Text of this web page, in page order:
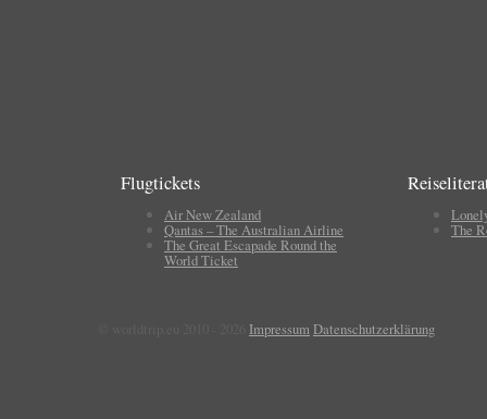
Flugtickets
Air New Zealand
Qantas – The Australian Airline
The Great Escapade Round the
World Ticket
The
Impressum Datenschutzerklärung